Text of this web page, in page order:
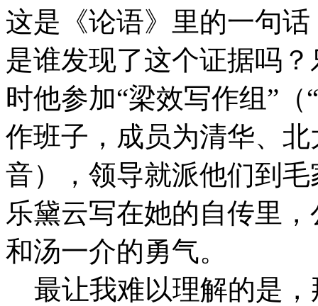
这是《论语》里的一句
是谁发现了这个证据吗
时他参加“梁效写作组”
作班子，成员为清华、
音），领导就派他们到
乐黛云写在她的自传里
和汤一介的勇气。
最让我难以理解的是，